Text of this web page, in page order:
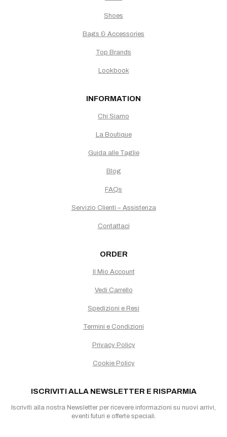
Shoes
Bags & Accessories
Top Brands
Lookbook
INFORMATION
Chi Siamo
La Boutique
Guida alle Taglie
Blog
FAQs
Servizio Clienti – Assistenza
Contattaci
ORDER
Il Mio Account
Vedi Carrello
Spedizioni e Resi
Termini e Condizioni
Privacy Policy
Cookie Policy
ISCRIVITI ALLA NEWSLETTER E RISPARMIA
Iscriviti alla nostra Newsletter per ricevere informazioni su nuovi arrivi,
eventi futuri e offerte speciali.